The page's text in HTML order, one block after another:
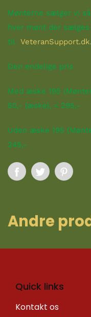
Mønterne sælger vi
hver mønt der
til VeteranSupport.dk.
Den endelige pris
Med æske 195
50,- (æske), = 295,-
Uden æske 195
245,-
A ndre
Quick links
Kontakt os